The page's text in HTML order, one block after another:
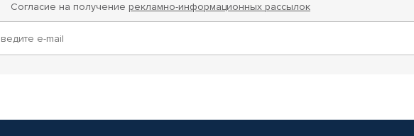
Согласие на получение рекламно-информационных рассылок